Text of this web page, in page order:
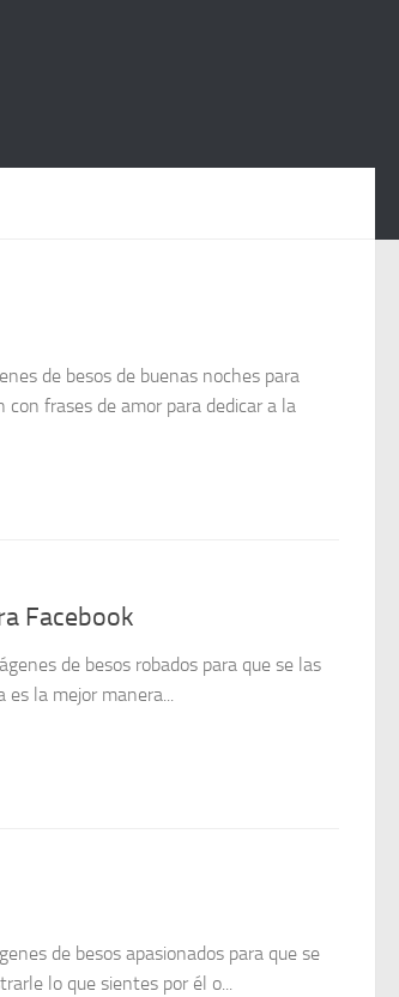
de besos de buenas noches para
frases de amor para dedicar a la
Facebook
de besos robados para que se las
es la mejor manera...
de besos apasionados para que se
lo que sientes por él o...